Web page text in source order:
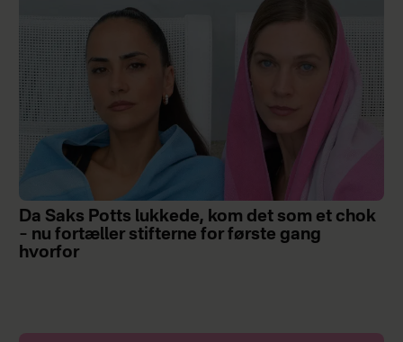
Da Saks Potts lukkede, kom det som et chok
– nu fortæller stifterne for første gang
hvorfor